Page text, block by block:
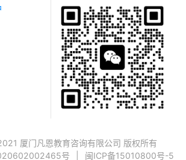
厦门凡恩教育咨询有限公司 版权所有
号
闽ICP备15010800号-5